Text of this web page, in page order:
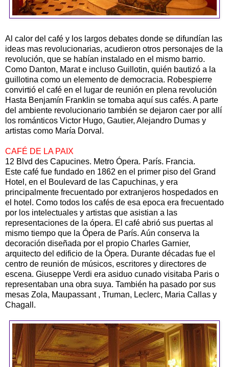
Al calor del café y los largos debates donde se difundían las
ideas mas revolucionarias, acudieron otros personajes de la
revolución, que se habían instalado en el mismo barrio.
Como Danton, Marat e incluso Guillotin, quién bautizó a la
guillotina como un elemento de democracia. Robespierre
convirtió el café en el lugar de reunión en plena revolución
Hasta Benjamín Franklin se tomaba aquí sus cafés. A parte
del ambiente revolucionario también se dejaron caer por allí
los románticos Victor Hugo, Gautier, Alejandro Dumas y
artistas como María Dorval.
CAFÉ DE LA PAIX
12 Blvd des Capucines. Metro Ópera. París. Francia.
Este café fue fundado en 1862 en el primer piso del Grand
Hotel, en el Boulevard de las Capuchinas, y era
principalmente frecuentado por extranjeros hospedados en
el hotel. Como todos los cafés de esa epoca era frecuentado
por los intelectuales y artistas que asistian a las
representaciones de la ópera. El café abrió sus puertas al
mismo tiempo que la Ópera de París. Aún conserva la
decoración diseñada por el propio Charles Garnier,
arquitecto del edificio de la Ópera. Durante décadas fue el
centro de reunión de músicos, escritores y directores de
escena. Giuseppe Verdi era asiduo cunado visitaba Paris o
representaban una obra suya. También ha pasado por sus
mesas Zola, Maupassant , Truman, Leclerc, Maria Callas y
Chagall.